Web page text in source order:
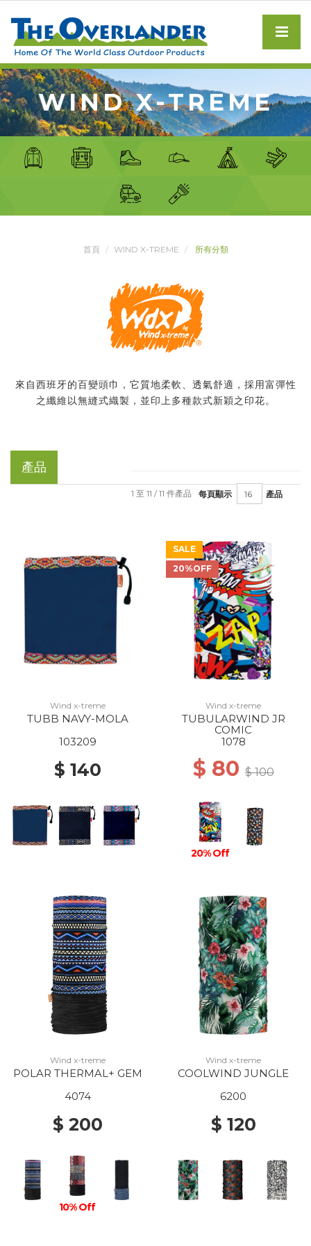
WIND X-TREME
首頁 WIND X-TREME 所有分類
來自西班牙的百變頭巾，它質地柔軟、透氣舒適，採用富彈性
之纖維以無縫式織製，並印上多種款式新穎之印花。
產品
每頁顯示 產品
1 至 11 / 11 件產品
Wind x-treme
TUBB NAVY-MOLA
103209
$ 140
SALE
20%OFF
Wind x-treme
TUBULARWIND JR
COMIC
1078
$ 80$ 100
20% Off
Wind x-treme
POLAR THERMAL+ GEM
4074
$ 200
10% Off
Wind x-treme
COOLWIND JUNGLE
6200
$ 120